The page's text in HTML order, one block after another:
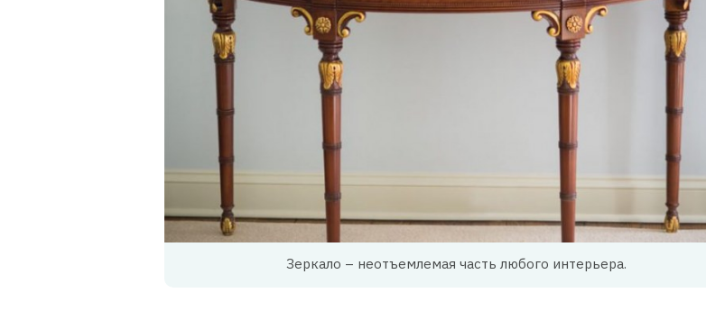
Зеркало – неотъемлемая часть любого интерьера.